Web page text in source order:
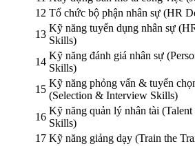
12 Tổ chức bộ phận nhân sự (HR
13
Kỹ năng tuyển dụng nhân sự
Skills)
14
Kỹ năng đánh giá nhân sự
Skills)
15
Kỹ năng phỏng vấn & tuyển
(Selection & Interview Skills)
16
Kỹ năng quản lý nhân tài (Talent
Skills)
17 Kỹ năng giảng dạy (Train the